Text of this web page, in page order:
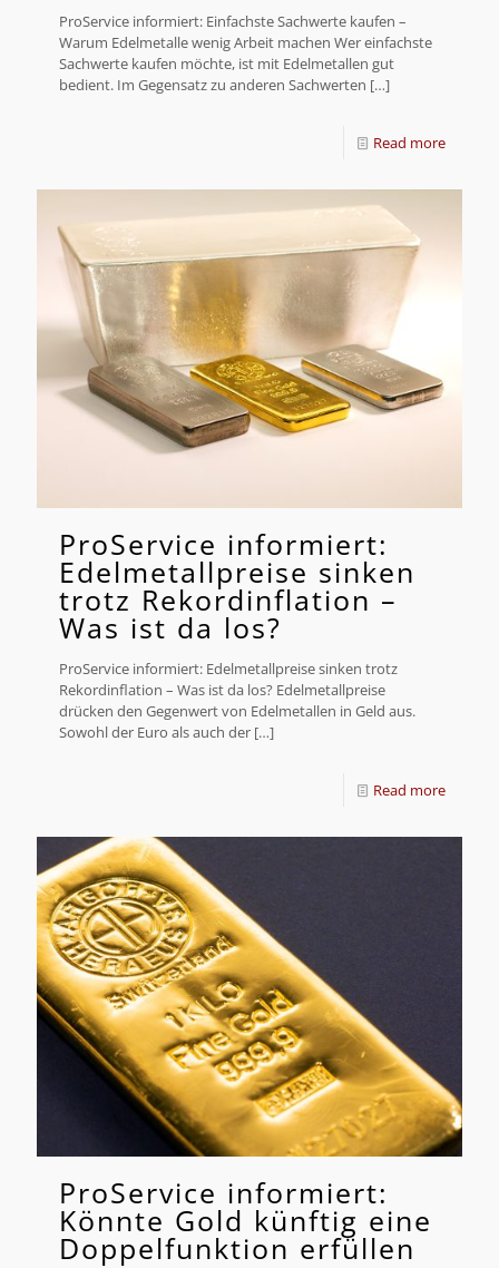
ProService informiert: Einfachste Sachwerte kaufen –
Warum Edelmetalle wenig Arbeit machen Wer einfachste
Sachwerte kaufen möchte, ist mit Edelmetallen gut
bedient. Im Gegensatz zu anderen Sachwerten […]
Read more
ProService informiert:
Edelmetallpreise sinken
trotz Rekordinflation –
Was ist da los?
ProService informiert: Edelmetallpreise sinken trotz
Rekordinflation – Was ist da los? Edelmetallpreise
drücken den Gegenwert von Edelmetallen in Geld aus.
Sowohl der Euro als auch der […]
Read more
ProService informiert:
Könnte Gold künftig eine
Doppelfunktion erfüllen